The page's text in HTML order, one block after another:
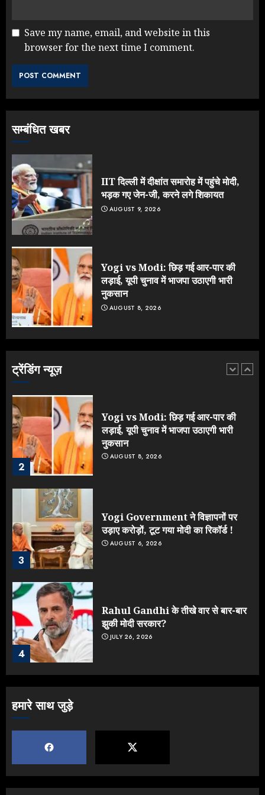
Save my name, email, and website in this
browser for the next time I comment.
सम्बंधित खबर
IIT दिल्ली में दीक्षांत समारोह में पहुंचे मोदी,
भड़क गए जेन-जी, करने लगे शिकायत
AUGUST 9, 2026
Yogi vs Modi: छिड़ गई आर-पार की
लड़ाई, यूपी चुनाव में भाजपा उठाएगी भारी
नुकसान
AUGUST 8, 2026
ट्रेंडिंग न्यूज़
Yogi Government ने विज्ञापनों पर
4
5
JULY 24, 2026
1
भड़क गए जेन-जी, करने लगे शिकायत
2
Yogi vs Modi: छिड़ गई आर-पार की
लड़ाई, यूपी चुनाव में भाजपा उठाएगी भारी
नुकसान
AUGUST 8, 2026
3
Yogi Government ने विज्ञापनों पर
उड़ाए करोड़ों, टूट गया मोदी का रिकॉर्ड !
AUGUST 6, 2026
4
Rahul Gandhi के तीखे वार से बार-बार
झुकी मोदी सरकार?
JULY 26, 2026
JULY 24, 2026
हमारे साथ जुड़े